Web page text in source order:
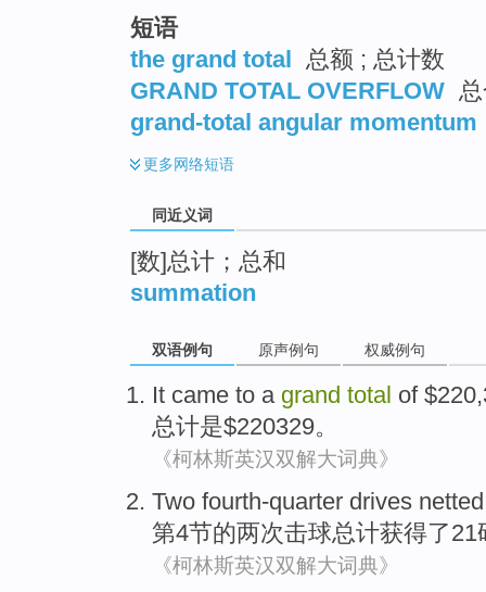
短语
the grand total 总额 ; 总计数
GRAND TOTAL OVERFLOW
grand-total angular momentum
更多网络短语
同近义词
[数]总计；总和
summation
双语例句 原声例句 权威例句
It came to a grand total of
总计是$220329。
《柯林斯英汉双解大词典》
Two fourth-quarter drives
第4节的两次击球总计获得了21
《柯林斯英汉双解大词典》